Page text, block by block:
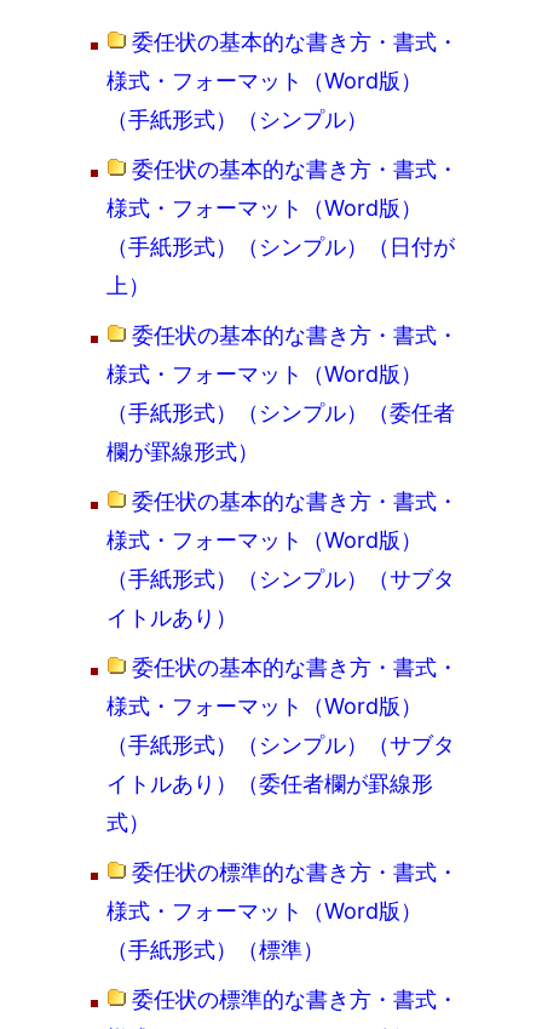
委任状の基本的な書き方・書式・
様式・フォーマット（Word版）
（手紙形式）（シンプル）
委任状の基本的な書き方・書式・
様式・フォーマット（Word版）
（手紙形式）（シンプル）（日付が
上）
委任状の基本的な書き方・書式・
様式・フォーマット（Word版）
（手紙形式）（シンプル）（委任者
欄が罫線形式）
委任状の基本的な書き方・書式・
様式・フォーマット（Word版）
（手紙形式）（シンプル）（サブタ
イトルあり）
委任状の基本的な書き方・書式・
様式・フォーマット（Word版）
（手紙形式）（シンプル）（サブタ
イトルあり）（委任者欄が罫線形
式）
委任状の標準的な書き方・書式・
様式・フォーマット（Word版）
（手紙形式）（標準）
委任状の標準的な書き方・書式・